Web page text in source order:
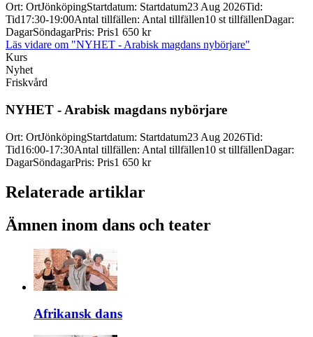
Ort: OrtJönköpingStartdatum: Startdatum23 Aug 2026Tid:
Tid17:30-19:00Antal tillfällen: Antal tillfällen10 st tillfällenDagar:
DagarSöndagarPris: Pris1 650 kr
Läs vidare om "NYHET - Arabisk magdans nybörjare"
Kurs
Nyhet
Friskvård
NYHET - Arabisk magdans nybörjare
Ort: OrtJönköpingStartdatum: Startdatum23 Aug 2026Tid:
Tid16:00-17:30Antal tillfällen: Antal tillfällen10 st tillfällenDagar:
DagarSöndagarPris: Pris1 650 kr
Relaterade artiklar
Ämnen inom dans och teater
Afrikansk dans